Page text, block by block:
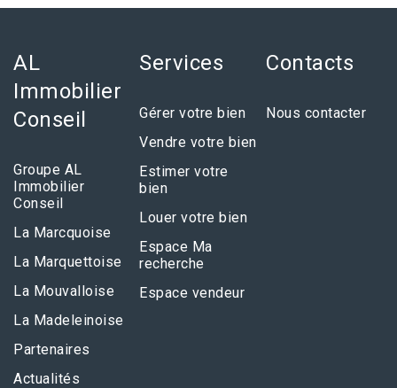
AL
Immobilier
Conseil
Groupe AL
Immobilier
Conseil
La Marcquoise
La Marquettoise
La Mouvalloise
La Madeleinoise
Partenaires
Actualités
Services
Gérer votre bien
Vendre votre bien
Estimer votre
bien
Louer votre bien
Espace Ma
recherche
Espace vendeur
Contacts
Nous contacter